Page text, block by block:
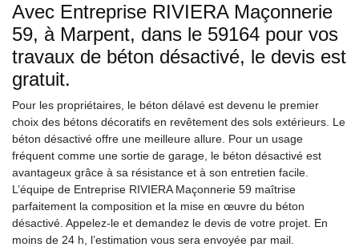
Avec Entreprise RIVIERA Maçonnerie
59, à Marpent, dans le 59164 pour vos
travaux de béton désactivé, le devis est
gratuit.
Pour les propriétaires, le béton délavé est devenu le premier
choix des bétons décoratifs en revêtement des sols extérieurs. Le
béton désactivé offre une meilleure allure. Pour un usage
fréquent comme une sortie de garage, le béton désactivé est
avantageux grâce à sa résistance et à son entretien facile.
L’équipe de Entreprise RIVIERA Maçonnerie 59 maîtrise
parfaitement la composition et la mise en œuvre du béton
désactivé. Appelez-le et demandez le devis de votre projet. En
moins de 24 h, l’estimation vous sera envoyée par mail.